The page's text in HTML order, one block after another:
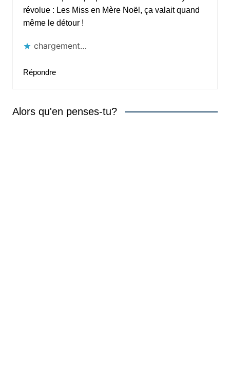
révolue : Les Miss en Mère Noël, ça valait quand
même le détour !
chargement…
Répondre
Alors qu'en penses-tu?